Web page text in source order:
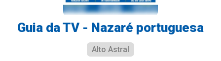
Guia da TV - Nazaré portuguesa
Alto Astral